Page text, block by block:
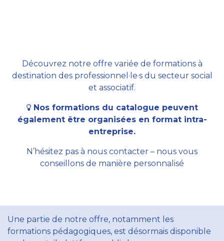
Découvrez notre offre variée de formations à
destination des professionnel·le·s du secteur social
et associatif.
Nos formations du catalogue peuvent
également être organisées en format intra-
entreprise.
N’hésitez pas à nous contacter – nous vous
conseillons de manière personnalisé
Une partie de notre offre, notamment les
formations pédagogiques, est désormais disponible